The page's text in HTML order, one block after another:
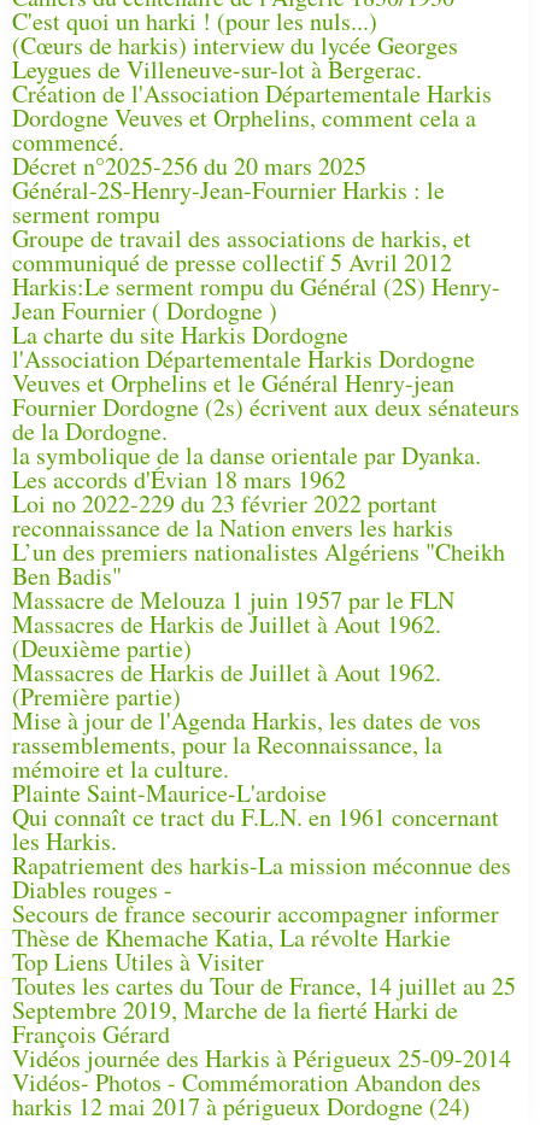
C'est quoi un harki ! (pour les nuls...)
(Cœurs de harkis) interview du lycée Georges
Leygues de Villeneuve-sur-lot à Bergerac.
Création de l'Association Départementale Harkis
Dordogne Veuves et Orphelins, comment cela a
commencé.
Décret n°2025-256 du 20 mars 2025
Général-2S-Henry-Jean-Fournier Harkis : le
serment rompu
Groupe de travail des associations de harkis, et
communiqué de presse collectif 5 Avril 2012
Harkis:Le serment rompu du Général (2S) Henry-
Jean Fournier ( Dordogne )
La charte du site Harkis Dordogne
l'Association Départementale Harkis Dordogne
Veuves et Orphelins et le Général Henry-jean
Fournier Dordogne (2s) écrivent aux deux sénateurs
de la Dordogne.
la symbolique de la danse orientale par Dyanka.
Les accords d'Évian 18 mars 1962
Loi no 2022-229 du 23 février 2022 portant
reconnaissance de la Nation envers les harkis
L’un des premiers nationalistes Algériens "Cheikh
Ben Badis"
Massacre de Melouza 1 juin 1957 par le FLN
Massacres de Harkis de Juillet à Aout 1962.
(Deuxième partie)
Massacres de Harkis de Juillet à Aout 1962.
(Première partie)
Mise à jour de l'Agenda Harkis, les dates de vos
rassemblements, pour la Reconnaissance, la
mémoire et la culture.
Plainte Saint-Maurice-L'ardoise
Qui connaît ce tract du F.L.N. en 1961 concernant
les Harkis.
Rapatriement des harkis-La mission méconnue des
Diables rouges -
Secours de france secourir accompagner informer
Thèse de Khemache Katia, La révolte Harkie
Top Liens Utiles à Visiter
Toutes les cartes du Tour de France, 14 juillet au 25
Septembre 2019, Marche de la fierté Harki de
François Gérard
Vidéos journée des Harkis à Périgueux 25-09-2014
Vidéos- Photos - Commémoration Abandon des
harkis 12 mai 2017 à périgueux Dordogne (24)